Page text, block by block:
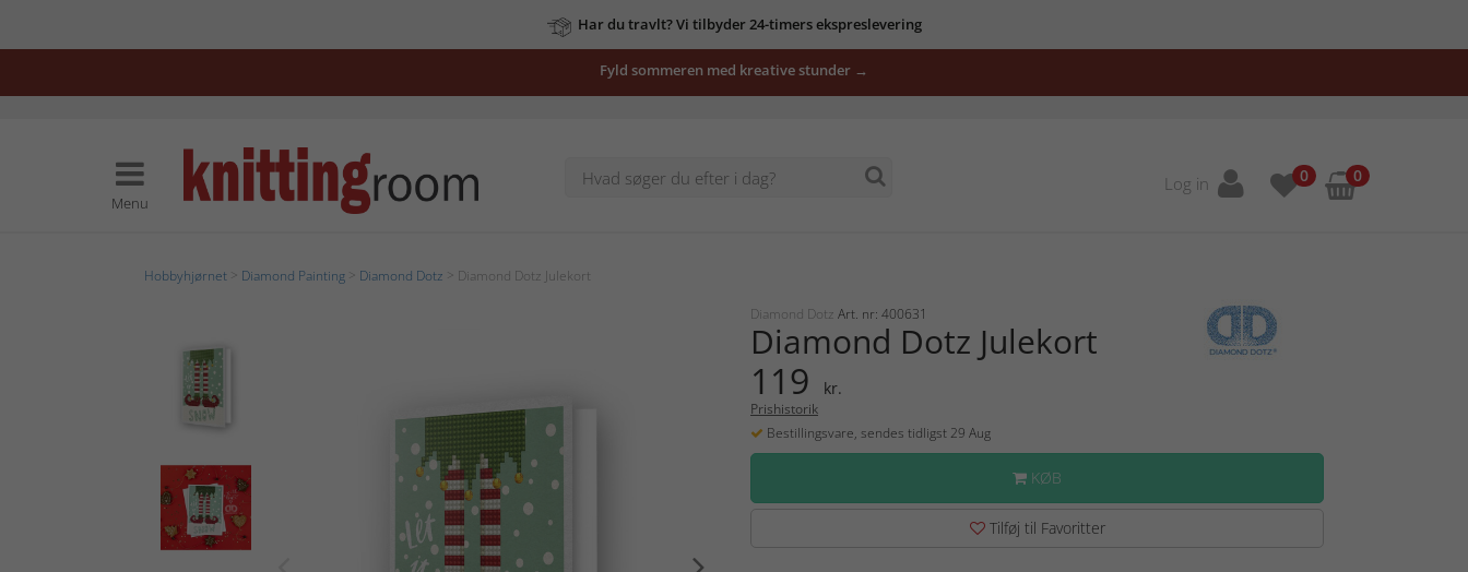
Har du travlt? Vi tilbyder 24-timers ekspreslevering
Fyld sommeren med kreative stunder →
Menu
Log in 0 0
Hobbyhjørnet Diamond Painting Diamond Dotz > Diamond Dotz Julekort
Diamond Dotz Art. nr: 400631
Diamond Dotz Julekort
119 kr.
Prishistorik
Bestillingsvare, sendes tidligst 29 Aug
KØB
Tilføj til Favoritter